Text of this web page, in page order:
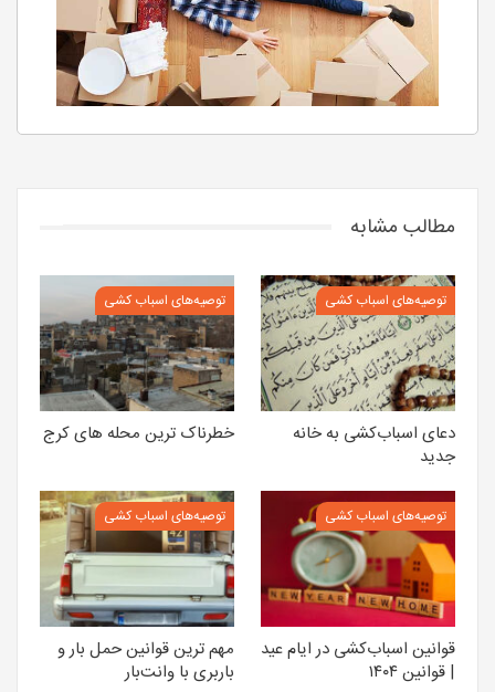
مطالب مشابه
توصیه‌های اسباب کشی
دعای اسباب‌کشی به خانه
جدید
توصیه‌های اسباب کشی
خطرناک ترین محله های کرج
توصیه‌های اسباب کشی
قوانین اسباب‌کشی در ایام عید
| قوانین ۱۴۰۴
توصیه‌های اسباب کشی
مهم ترین قوانین حمل بار و
باربری با وانت‌بار